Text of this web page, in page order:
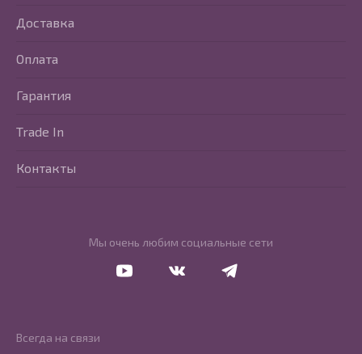
Мы очень любим социальные сети
Доставка
Оплата
Гарантия
Trade In
Контакты
Всегда на связи